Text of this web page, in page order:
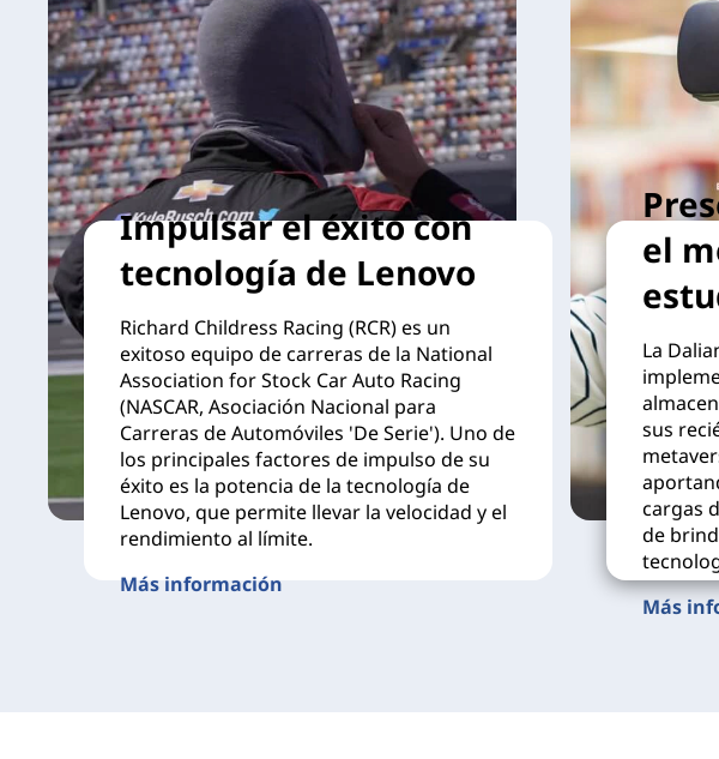
Impulsar el éxito con
tecnología de Lenovo
Richard Childress Racing (RCR) es un
exitoso equipo de carreras de la National
Association for Stock Car Auto Racing
(NASCAR, Asociación Nacional para
Carreras de Automóviles 'De Serie'). Uno de
los principales factores de impulso de su
éxito es la potencia de la tecnología de
Lenovo, que permite llevar la velocidad y el
rendimiento al límite.
Más información
el
La
sus
cargas
de
Más